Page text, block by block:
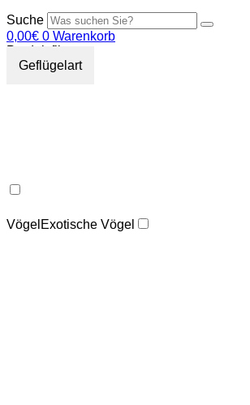
Suche
0,00€ 0 Warenkorb
Produktfilter
Geflügelart
Vögel Exotische Vögel